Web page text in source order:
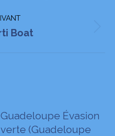
:
Article
Boat
Guadeloupe Évasion
(Guadeloupe